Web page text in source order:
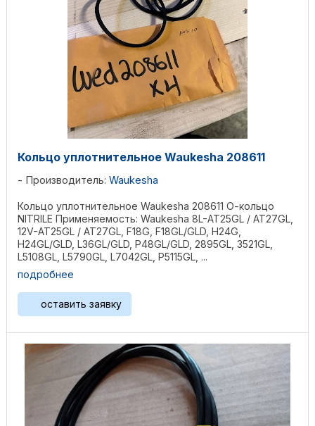
Кольцо уплотнительное Waukesha 208611
Производитель: Waukesha
Кольцо уплотнительное Waukesha 208611 О-кольцо
NITRILE Применяемость: Waukesha 8L-AT25GL / AT27GL,
12V-AT25GL / AT27GL, F18G, F18GL/GLD, H24G,
H24GL/GLD, L36GL/GLD, P48GL/GLD, 2895GL, 3521GL,
L5108GL, L5790GL, L7042GL, P5115GL, ...
подробнее
оставить заявку